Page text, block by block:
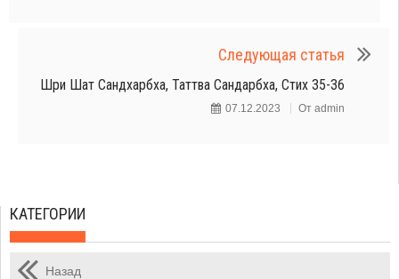
Следующая статья
Шри Шат Сандхарбха, Таттва Сандарбха, Стих 35-36
07.12.2023 От admin
КАТЕГОРИИ
Назад